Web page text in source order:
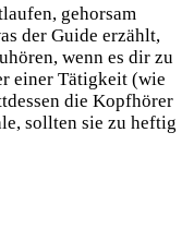
gehorsam
der Guide erzählt,
wenn es dir zu
einer Tätigkeit (wie
die Kopfhörer
sollten sie zu heftig